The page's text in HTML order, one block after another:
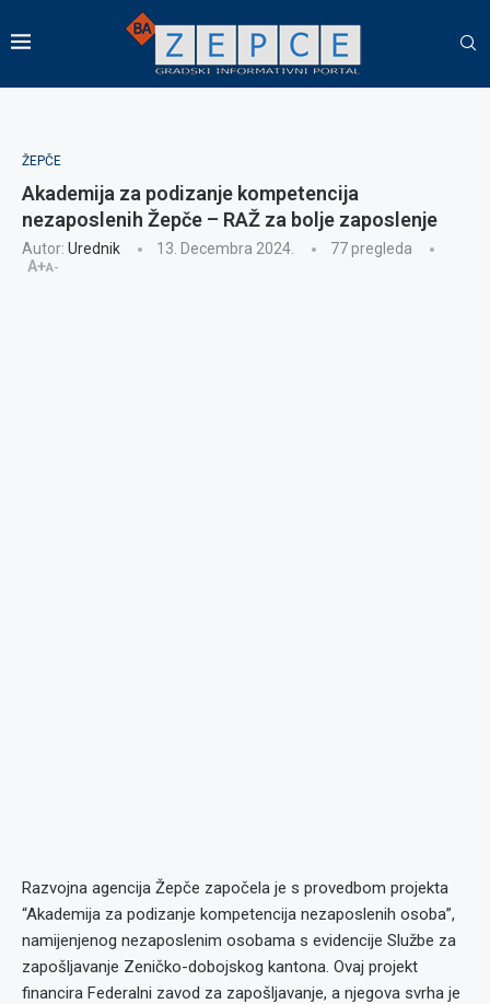
ŽEPČE
Akademija za podizanje kompetencija
nezaposlenih Žepče – RAŽ za bolje zaposlenje
Autor: Urednik 13. Decembra 2024. 77pregleda
A+A-
Razvojna agencija Žepče započela je s provedbom projekta
“Akademija za podizanje kompetencija nezaposlenih osoba”,
namijenjenog nezaposlenim osobama s evidencije Službe za
zapošljavanje Zeničko-dobojskog kantona. Ovaj projekt
financira Federalni zavod za zapošljavanje, a njegova svrha je